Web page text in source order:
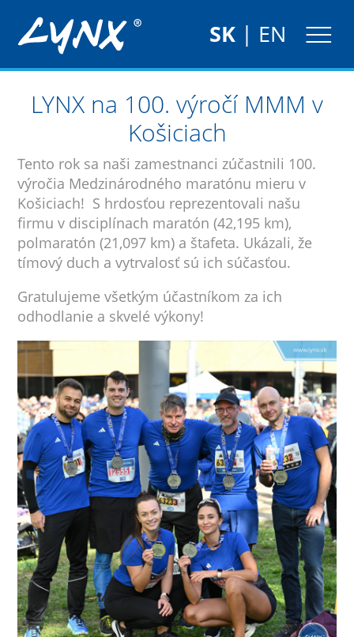
SK| EN
LYNX na 100. výročí MMM v
Košiciach
Tento rok sa naši zamestnanci zúčastnili 100.
výročia Medzinárodného maratónu mieru v
Košiciach! S hrdosťou reprezentovali našu
firmu v disciplínach maratón (42,195 km),
polmaratón (21,097 km) a štafeta. Ukázali, že
tímový duch a vytrvalosť sú ich súčasťou.
Gratulujeme všetkým účastníkom za ich
odhodlanie a skvelé výkony!